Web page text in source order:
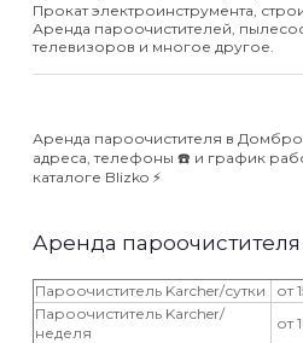
Прокат электроинструмента,
Аренда пароочистителей,
телевизоров и многое другое.
Аренда пароочистителя в
адреса, телефоны ☎️ и график
каталоге Blizko ⚡️
Аренда
Пароочиститель Karcher/сутки
от
Пароочиститель Karcher/
неделя
от